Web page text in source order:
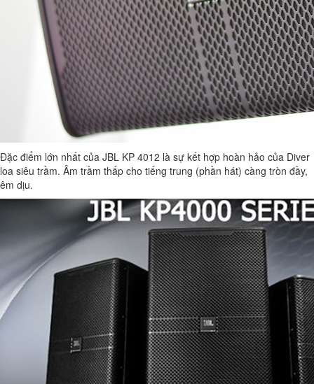
Đặc điểm lớn nhất của JBL KP 4012 là sự kết hợp hoàn hảo của Diver
loa siêu trầm. Âm trầm thấp cho tiếng trung (phần hát) càng tròn đầy,
êm dịu.